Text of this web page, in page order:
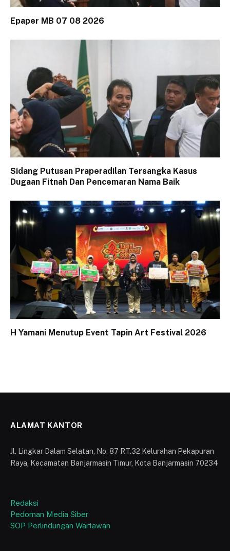
Epaper MB 07 08 2026
Sidang Putusan Praperadilan Tersangka Kasus
Dugaan Fitnah Dan Pencemaran Nama Baik
H Yamani Menutup Event Tapin Art Festival 2026
ALAMAT KANTOR
Jl. Lingkar Dalam Selatan, No. 87 RT.32 Kelurahan Pekapuran
Raya, Kecamatan Banjarmasin Timur, Kota Banjarmasin 70234
Redaksi
Pedoman Media Siber
SOP Perlindungan Wartawan